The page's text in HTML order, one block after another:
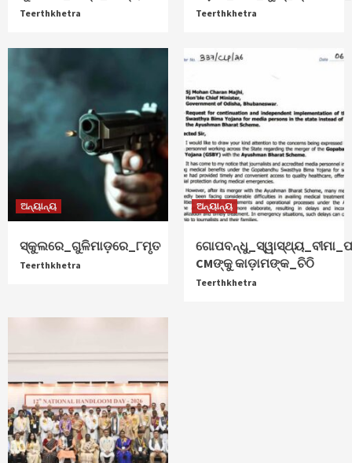
Teerthkhetra Teerthkhetra
ଅନ୍ୟାନ୍ୟ
ସ୍କୁଲରେ_ଗୁଳିମାଡ଼ରେ_୮ମୃତ
Teerthkhetra
ଅନ୍ୟାନ୍ୟ
CMଙ୍କୁ କାଡ଼ାମଙ୍କ_ଚିଠି
Teerthkhetra